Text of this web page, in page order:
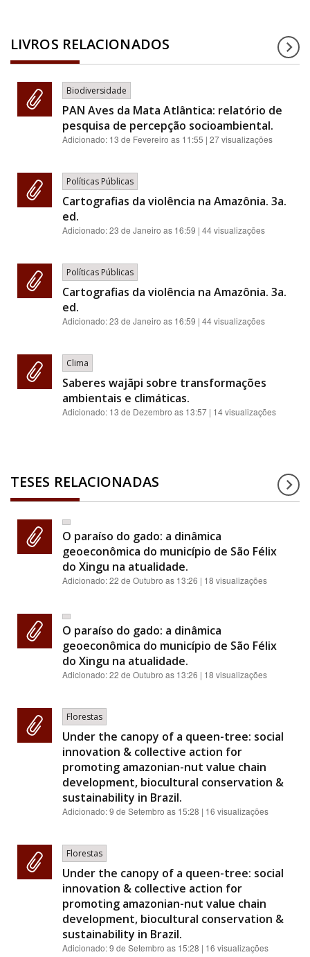
LIVROS RELACIONADOS
Biodiversidade
PAN Aves da Mata Atlântica: relatório de
pesquisa de percepção socioambiental.
Adicionado: 13 de Fevereiro as 11:55 | 27 visualizações
Políticas Públicas
Cartografias da violência na Amazônia. 3a.
ed.
Adicionado:23 de Janeiro as 16:59 | 44 visualizações
Políticas Públicas
Cartografias da violência na Amazônia. 3a.
ed.
Adicionado:23 de Janeiro as 16:59 | 44 visualizações
Clima
Saberes wajãpi sobre transformações
ambientais e climáticas.
Adicionado: 13 de Dezembro as 13:57 | 14 visualizações
TESES RELACIONADAS
O paraíso do gado: a dinâmica
geoeconômica do município de São Félix
do Xingu na atualidade.
Adicionado:22 de Outubro as 13:26 | 18 visualizações
O paraíso do gado: a dinâmica
geoeconômica do município de São Félix
do Xingu na atualidade.
Adicionado:22 de Outubro as 13:26 | 18 visualizações
Florestas
Under the canopy of a queen-tree: social
innovation & collective action for
promoting amazonian-nut value chain
development, biocultural conservation &
sustainability in Brazil.
Adicionado:9 de Setembro as 15:28 | 16 visualizações
Florestas
Under the canopy of a queen-tree: social
innovation & collective action for
promoting amazonian-nut value chain
development, biocultural conservation &
sustainability in Brazil.
Adicionado:9 de Setembro as 15:28 | 16 visualizações